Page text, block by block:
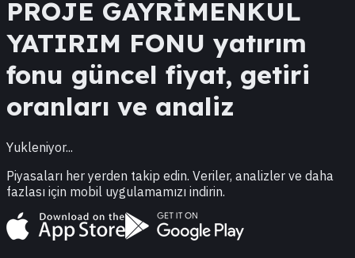
PROJE GAYRİMENKUL
YATIRIM FONU yatırım
fonu güncel fiyat, getiri
oranları ve analiz
Yukleniyor...
Piyasaları her yerden takip edin. Veriler, analizler ve daha
fazlası için mobil uygulamamızı indirin.